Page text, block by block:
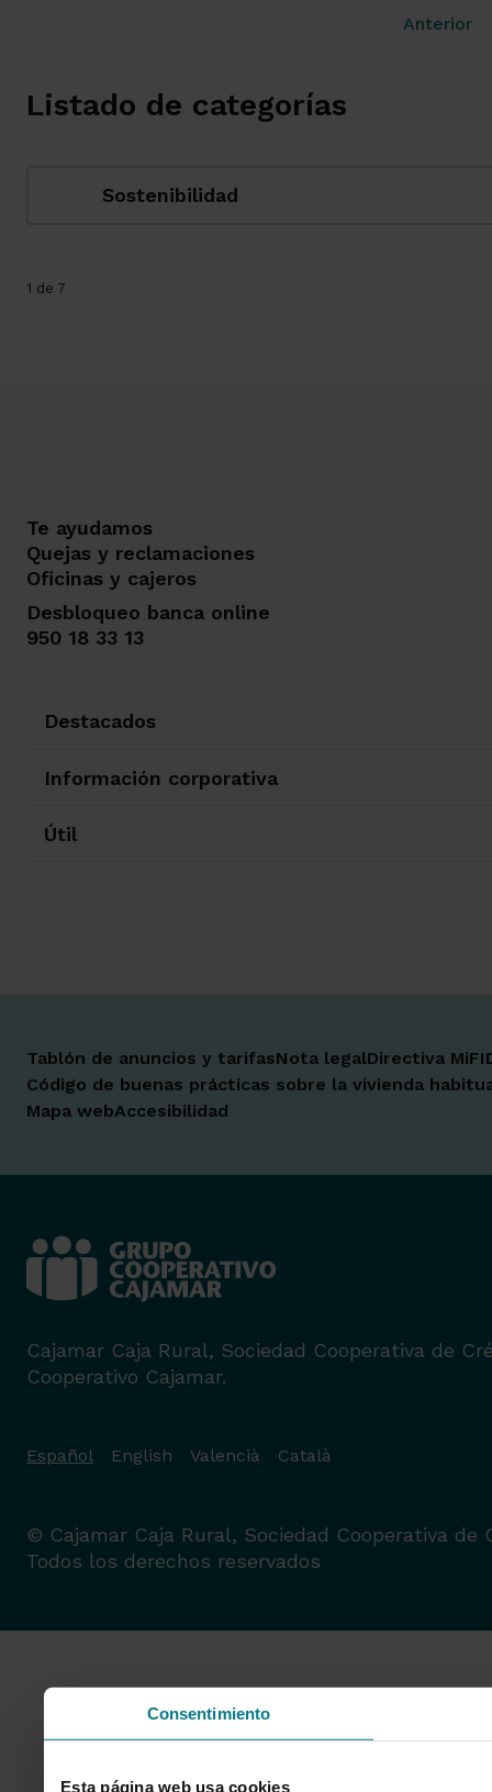
Consentimiento
Esta página web usa cookies
Anterior
Listado de categorías
Sostenibilidad
1 de 7
Te ayudamos
Quejas y reclamaciones
Oficinas y cajeros
Desbloqueo banca online
950 18 33 13
Destacados
Información corporativa
Útil
Tablón de anuncios y tarifasNota legalDirectiva
Código de buenas prácticas sobre la vivienda
Mapa webAccesibilidad
Cajamar Caja Rural, Sociedad Cooperativa de
Cooperativo Cajamar.
Español English Valencià Català
© Cajamar Caja Rural, Sociedad Cooperativa de
Todos los derechos reservados